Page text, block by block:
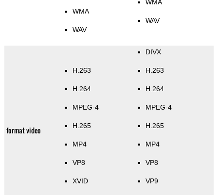
WMA
WAV
WMA
WAV
format video
H.263
H.264
MPEG-4
H.265
MP4
VP8
XVID
DIVX
H.263
H.264
MPEG-4
H.265
MP4
VP8
VP9